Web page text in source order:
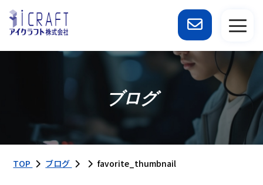
ブログ
TOP ブログ favorite_thumbnail